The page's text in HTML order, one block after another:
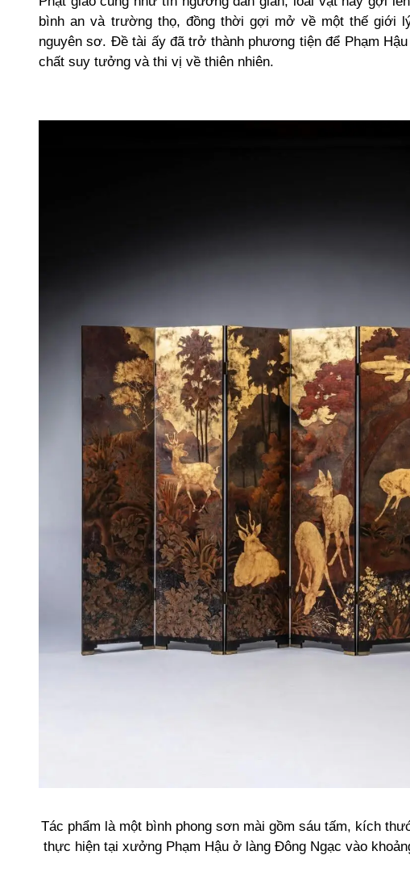
bình an và trường thọ, đồng thời gợi mở về một thế giới
nguyên sơ. Đề tài ấy đã trở thành phương tiện để Phạm
chất suy tưởng và thi vị về thiên nhiên.
Tác phẩm là một bình phong sơn mài gồm sáu tấm, kích
thực hiện tại xưởng Phạm Hậu ở làng Đông Ngạc vào